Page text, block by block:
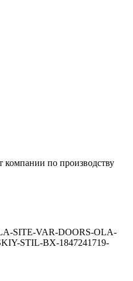
по производству
SITE-VAR-DOORS-OLA-
STIL-BX-1847241719-